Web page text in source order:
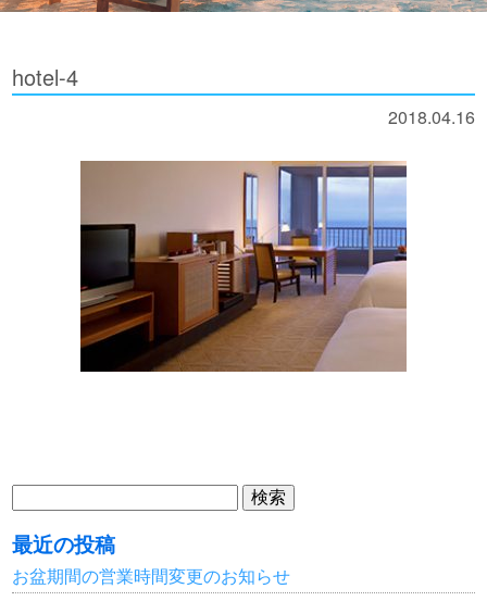
hotel-4
2018.04.16
検
索:
最近の投稿
お盆期間の営業時間変更のお知らせ